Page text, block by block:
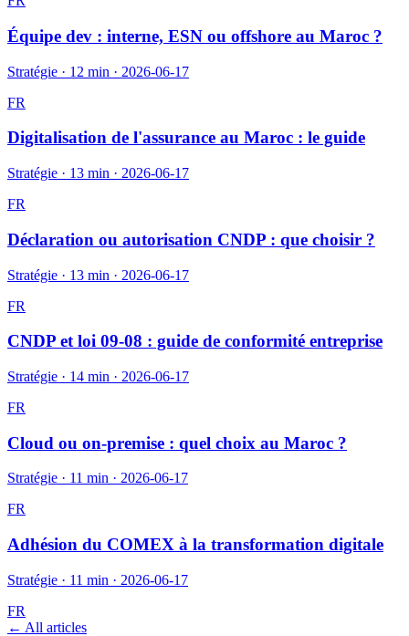
Équipe dev : interne, ESN ou offshore au Maroc ?
Stratégie · 12 min · 2026-06-17
FR
Digitalisation de l'assurance au Maroc : le guide
Stratégie · 13 min · 2026-06-17
FR
Déclaration ou autorisation CNDP : que choisir ?
Stratégie · 13 min · 2026-06-17
FR
CNDP et loi 09-08 : guide de conformité entreprise
Stratégie · 14 min · 2026-06-17
FR
Cloud ou on-premise : quel choix au Maroc ?
Stratégie · 11 min · 2026-06-17
FR
Adhésion du COMEX à la transformation digitale
Stratégie · 11 min · 2026-06-17
FR
← All articles